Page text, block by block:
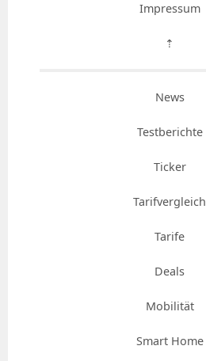
Impressum
⇡
News
Testberichte
Ticker
Tarifvergleich
Tarife
Deals
Mobilität
Smart Home